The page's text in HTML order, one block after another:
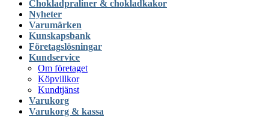
Chokladpraliner & chokladkakor
Nyheter
Varumärken
Kunskapsbank
Företagslösningar
Kundservice
Om företaget
Köpvillkor
Kundtjänst
Varukorg
Varukorg & kassa